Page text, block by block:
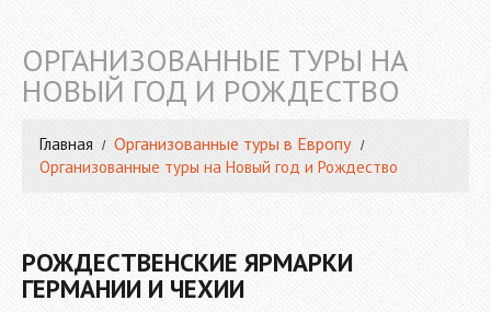
ОРГАНИЗОВАННЫЕ ТУРЫ НА
НОВЫЙ ГОД И РОЖДЕСТВО
Главная Организованные туры в Европу
Организованные туры на Новый год и Рождество
РОЖДЕСТВЕНСКИЕ ЯРМАРКИ
ГЕРМАНИИ И ЧЕХИИ